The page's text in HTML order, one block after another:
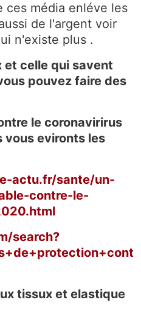
ces média enléve les
de l'argent voir
n'existe plus .
et celle qui savent
pouvez faire des
le coronavirirus
vous evironts les
actu.fr/sante/un-
contre-le-
search?
tissux et elastique